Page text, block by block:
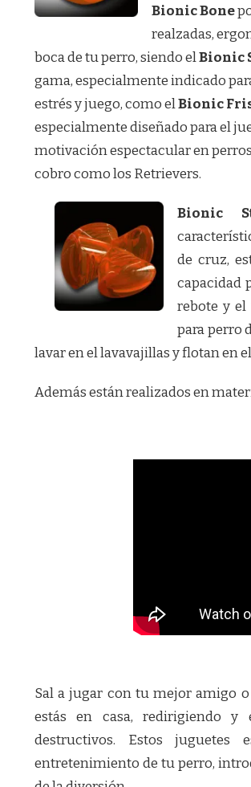
Bionic Bone
realzadas,
boca de tu perro, siendo elBionic
gama, especialmente indicado
estrés y juego, como elBionic
especialmente diseñado para el
motivación espectacular en perros
cobro como los Retrievers.
Bionic
de cruz,
capacidad
rebote y el
para perro
lavar en el lavavajillas y flotan en
Además están realizados en
Sal a jugar con tu mejor amigo
estás en casa, redirigiendo y
destructivos. Estos
entretenimiento de tu perro,